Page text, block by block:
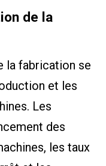
de la
la fabrication se
et les
Les
des
les taux